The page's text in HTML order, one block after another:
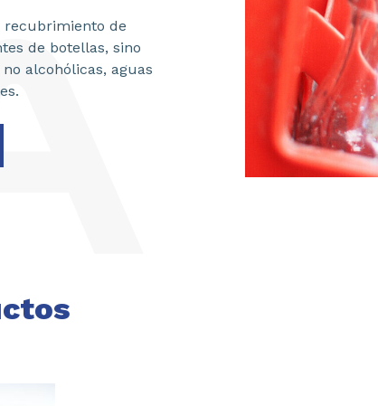
recubrimiento de
de botellas, sino
alcohólicas, aguas